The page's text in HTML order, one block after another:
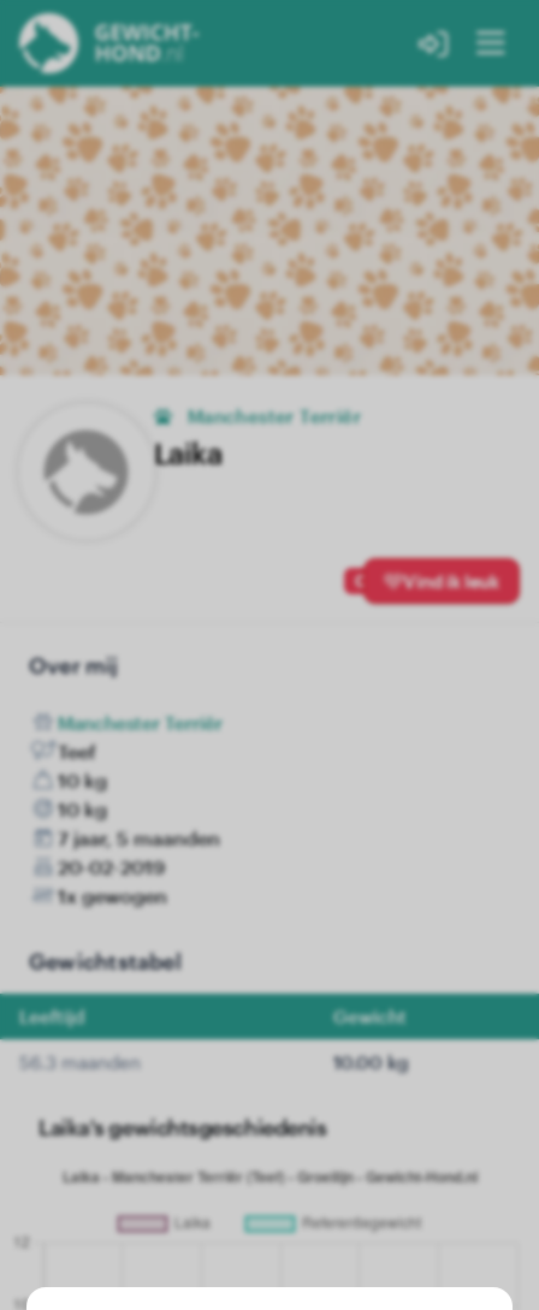
Manchester Terriër
Laika
0 Vind ik leuk
Over mij
Manchester Terriër
Teef
10 kg
10 kg
7 jaar, 5 maanden
20-02-2019
1x gewogen
Gewichtstabel
Leeftijd Gewicht
56.3 maanden 10.00 kg
Laika's gewichtsgeschiedenis